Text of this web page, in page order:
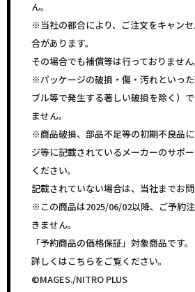
ん。
※当社の都合により、ご注文をキャン
合があります。
その場合でも補償等は行っておりません
※パッケージの破損・傷・汚れといっ
ブル等で発生する著しい破損を除く）
ません。
※商品破損、部品不足等の初期不良品
ジ等に記載されているメーカーのサポ
ください。
記載されていない場合は、当社までお問
※この商品は2025/06/02以降、ご予約
きません。
「予約商品の価格保証」対象商品です。
詳しくはこちらをご覧ください。
©MAGES./NITRO PLUS